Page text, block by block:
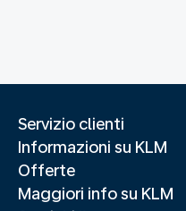
Servizio clienti
Informazioni su KLM
Offerte
Maggiori info su KLM